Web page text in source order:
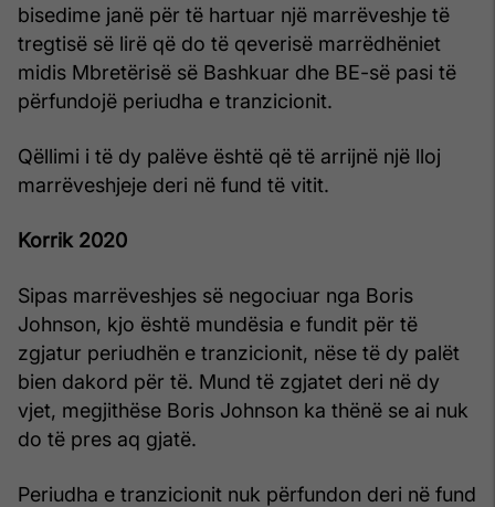
bisedime janë për të hartuar një marrëveshje të
tregtisë së lirë që do të qeverisë marrëdhëniet
midis Mbretërisë së Bashkuar dhe BE-së pasi të
përfundojë periudha e tranzicionit.
Qëllimi i të dy palëve është që të arrijnë një lloj
marrëveshjeje deri në fund të vitit.
Korrik 2020
Sipas marrëveshjes së negociuar nga Boris
Johnson, kjo është mundësia e fundit për të
zgjatur periudhën e tranzicionit, nëse të dy palët
bien dakord për të. Mund të zgjatet deri në dy
vjet, megjithëse Boris Johnson ka thënë se ai nuk
do të pres aq gjatë.
Periudha e tranzicionit nuk përfundon deri në fund